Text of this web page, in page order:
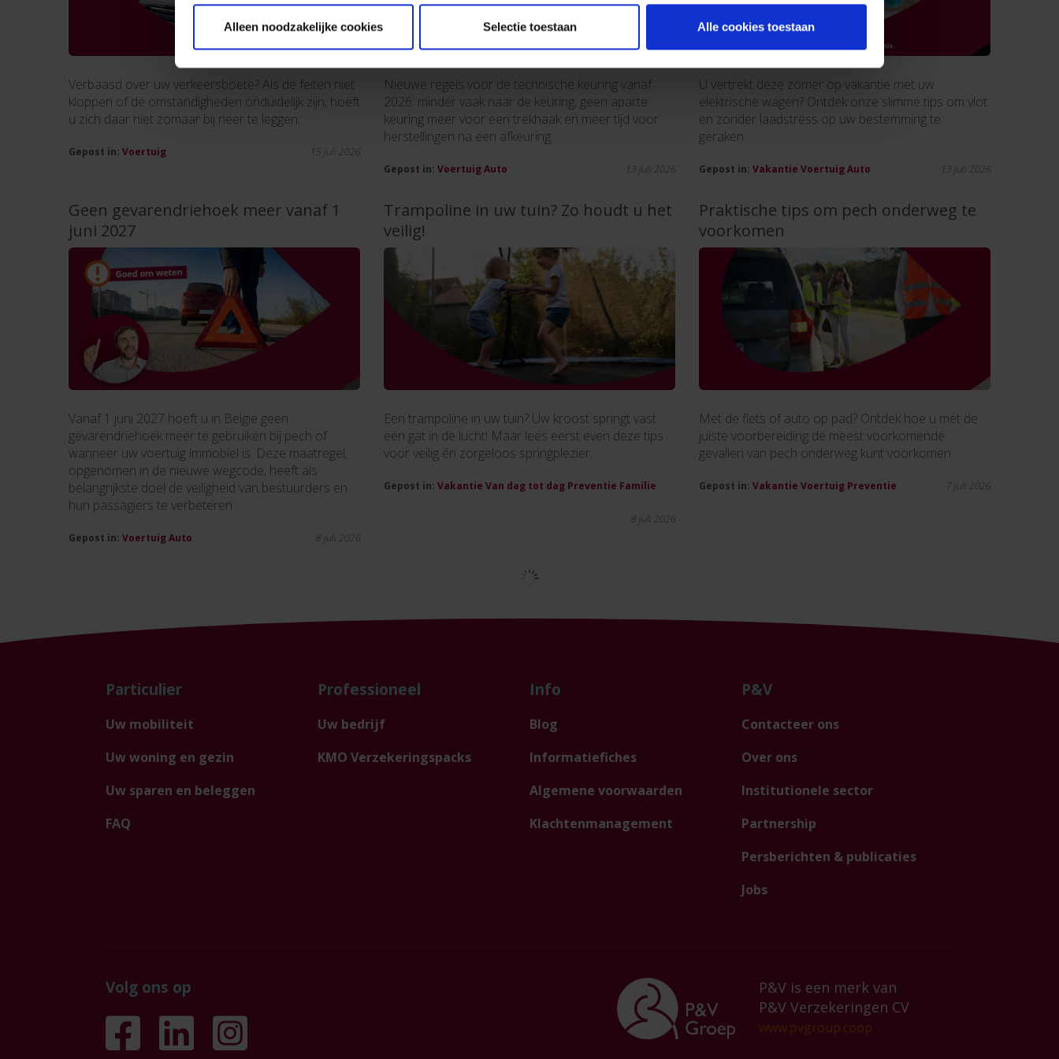
Alleen noodzakelijke cookies Selectie toestaan Alle cookies toestaan
Verbaasd over uw verkeersboete? Als de feiten niet
kloppen of de omstandigheden onduidelijk zijn, hoeft
u zich daar niet zomaar bij neer te leggen.
Gepost in: Voertuig 15 juli 2026
Nieuwe regels voor de technische keuring vanaf
2026: minder vaak naar de keuring, geen aparte
keuring meer voor een trekhaak en meer tijd voor
herstellingen na een afkeuring.
Gepost in: VoertuigAuto 13 juli 2026
U vertrekt deze zomer op vakantie met uw
elektrische wagen? Ontdek onze slimme tips om vlot
en zonder laadstress op uw bestemming te
geraken.
Gepost in: Vakantie VoertuigAuto 13 juli 2026
Geen gevarendriehoek meer vanaf 1
juni 2027
Vanaf 1 juni 2027 hoeft u in België geen
gevarendriehoek meer te gebruiken bij pech of
wanneer uw voertuig immobiel is. Deze maatregel,
opgenomen in de nieuwe wegcode, heeft als
belangrijkste doel de veiligheid van bestuurders en
hun passagiers te verbeteren
Gepost in: VoertuigAuto 8 juli 2026
Trampoline in uw tuin? Zo houdt u het
veilig!
Een trampoline in uw tuin? Uw kroost springt vast
een gat in de lucht! Maar lees eerst even deze tips
voor veilig én zorgeloos springplezier.
Gepost in: Vakantie Van dag tot dag Preventie Familie
8 juli 2026
Praktische tips om pech onderweg te
voorkomen
Met de fiets of auto op pad? Ontdek hoe u met de
juiste voorbereiding de meest voorkomende
gevallen van pech onderweg kunt voorkomen.
Gepost in: Vakantie Voertuig Preventie 7 juli 2026
Particulier
Uw mobiliteit
Uw woning en gezin
Uw sparen en beleggen
FAQ
Professioneel
Uw bedrijf
KMO Verzekeringspacks
Info
Blog
Informatiefiches
Algemene voorwaarden
Klachtenmanagement
P&V
Contacteer ons
Over ons
Institutionele sector
Partnership
Persberichten & publicaties
Jobs
Volg ons op
P&V is een merk van
P&V Verzekeringen CV
www.pvgroup.coop